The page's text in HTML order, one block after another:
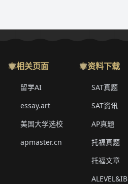
相关页面
留学AI
essay.art
美国大学选校
apmaster.cn
资料下载
SAT真题
SAT资讯
AP真题
托福真题
托福文章
ALEVEL&IB